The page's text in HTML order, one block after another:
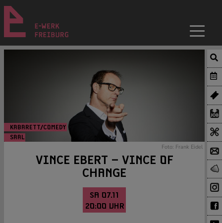
KABARETT/COMEDY
SAAL
Foto: Frank Eidel
VINCE EBERT – VINCE OF
CHANGE
SA 07.11
20:00 UHR